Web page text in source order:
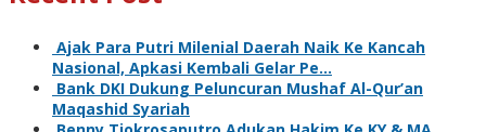
Ajak Para Putri Milenial Daerah Naik Ke Kancah
Nasional, Apkasi Kembali Gelar Pe…
Bank DKI Dukung Peluncuran Mushaf Al-Qur’an
Maqashid Syariah